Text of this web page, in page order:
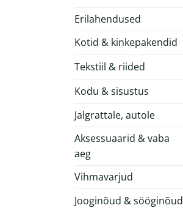
Erilahendused
Kotid & kinkepakendid
Tekstiil & riided
Kodu & sisustus
Jalgrattale, autole
Aksessuaarid & vaba
aeg
Vihmavarjud
Jooginõud & sööginõud